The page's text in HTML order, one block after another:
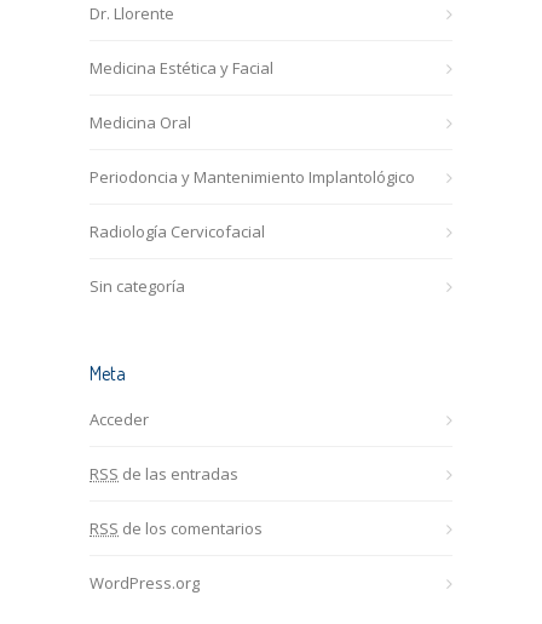
Dr. Llorente
Medicina Estética y Facial
Medicina Oral
Periodoncia y Mantenimiento Implantológico
Radiología Cervicofacial
Sin categoría
Meta
Acceder
RSS de las entradas
RSS de los comentarios
WordPress.org